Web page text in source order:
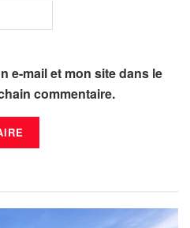
e-mail et mon site dans le
commentaire.